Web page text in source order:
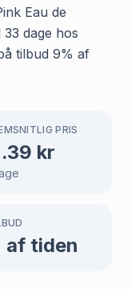
Eau de
dage hos
tilbud 9% af
PRIS
kr
af tiden